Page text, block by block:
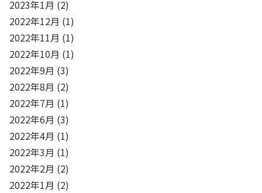
2023年1月 (2)
2022年12月 (1)
2022年11月 (1)
2022年10月 (1)
2022年9月 (3)
2022年8月 (2)
2022年7月 (1)
2022年6月 (3)
2022年4月 (1)
2022年3月 (1)
2022年2月 (2)
2022年1月 (2)